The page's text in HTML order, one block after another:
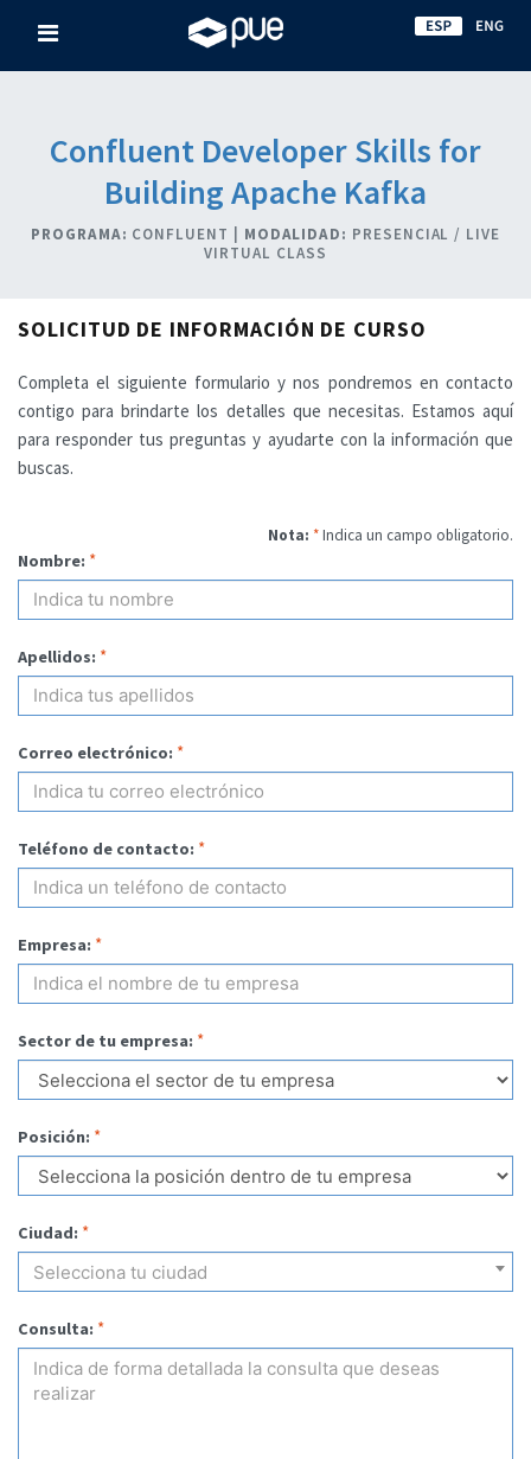
Confluent Developer Skills for
Building Apache Kafka
PROGRAMA: CONFLUENT | MODALIDAD: PRESENCIAL / LIVE
VIRTUAL CLASS
SOLICITUD DE INFORMACIÓN DE CURSO
Completa el siguiente formulario y nos pondremos en contacto
contigo para brindarte los detalles que necesitas. Estamos aquí
para responder tus preguntas y ayudarte con la información que
buscas.
Nota: *Indica un campo obligatorio.
Nombre: *
Apellidos: *
Correo electrónico: *
Teléfono de contacto: *
Empresa: *
Sector de tu empresa: *
Posición: *
Ciudad: *
Selecciona tu ciudad
Consulta: *